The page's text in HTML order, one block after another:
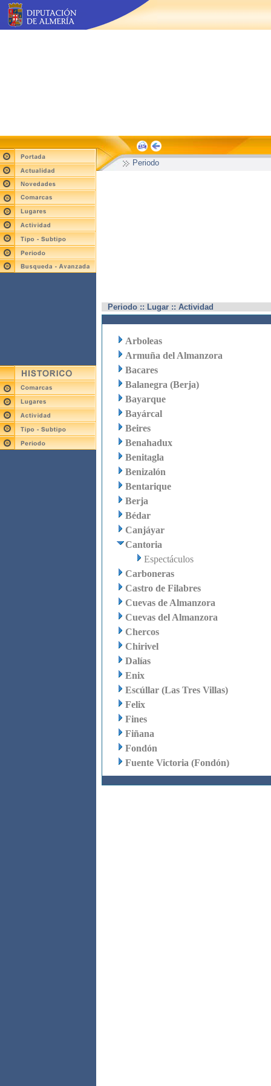
Periodo
Periodo :: Lugar :: Actividad
Arboleas
Armuña del Almanzora
Bacares
Balanegra (Berja)
Bayarque
Bayárcal
Beires
Benahadux
Benitagla
Benizalón
Bentarique
Berja
Bédar
Canjáyar
Cantoria
Espectáculos
Carboneras
Castro de Filabres
Cuevas de Almanzora
Cuevas del Almanzora
Chercos
Chirivel
Dalías
Enix
Escúllar (Las Tres Villas)
Felix
Fines
Fiñana
Fondón
Fuente Victoria (Fondón)